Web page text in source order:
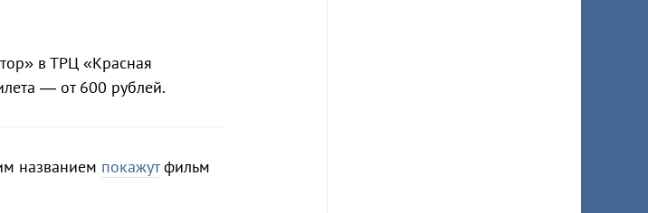
в ТРЦ «Красная
— от 600 рублей.
названием покажутфильм